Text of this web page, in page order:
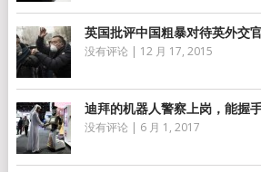
英国批评中国粗暴对待英外交
没有评论 | 12 月 17, 2015
迪拜的机器人警察上岗，能握
没有评论 | 6 月 1, 2017